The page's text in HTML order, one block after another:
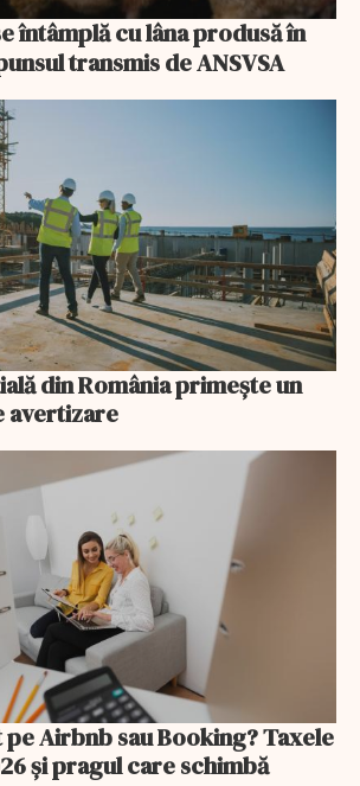
transmis de ANSVSA
din România primește un
avertizare
Airbnb sau Booking? Taxele
și pragul care schimbă